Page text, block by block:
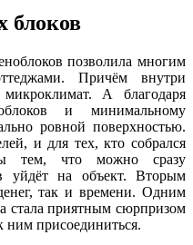
блоков
позволила многим
Причём внутри
А благодаря
и минимальному
ровной поверхностью.
и для тех, кто собрался
тем, что можно сразу
уйдёт на объект. Вторым
так и времени. Одним
стала приятным сюрпризом
присоединиться.